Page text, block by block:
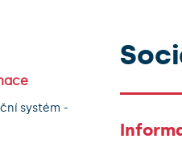
systém -